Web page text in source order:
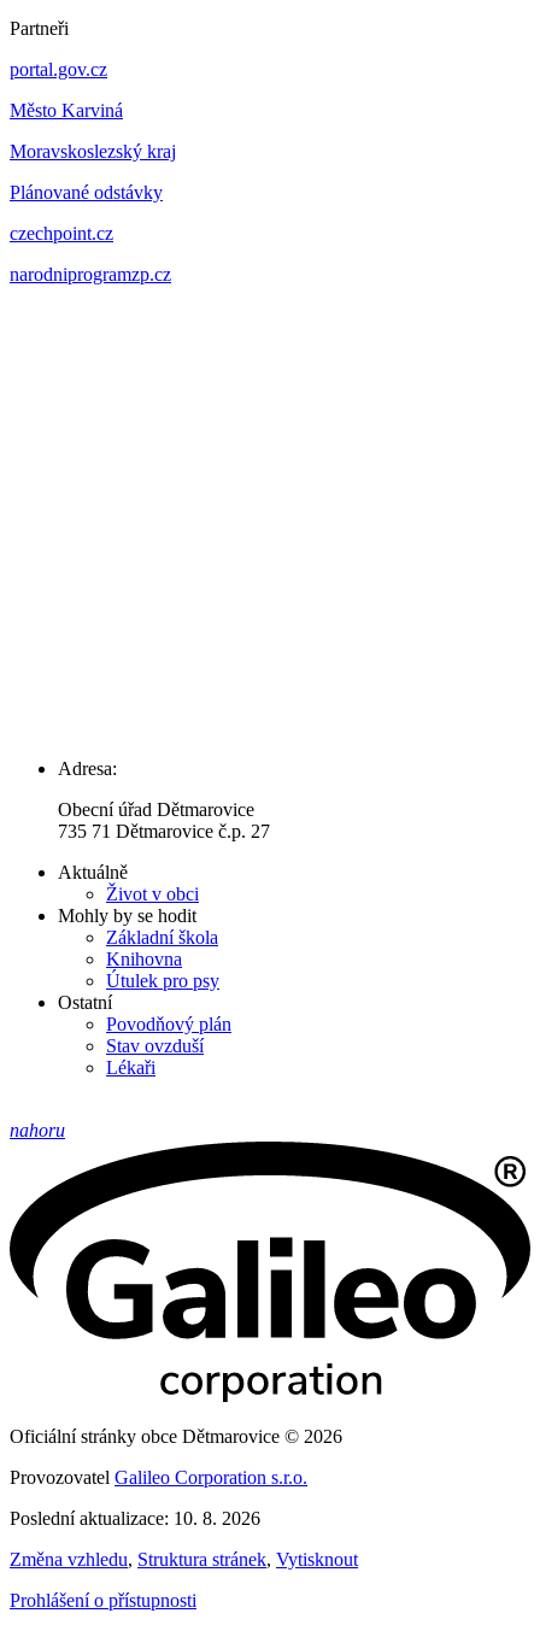
Partneři
portal.gov.cz
Město Karviná
Moravskoslezský kraj
Plánované odstávky
czechpoint.cz
narodniprogramzp.cz
Adresa:
Obecní úřad Dětmarovice
735 71 Dětmarovice č.p. 27
Aktuálně
Život v obci
Mohly by se hodit
Základní škola
Knihovna
Útulek pro psy
Ostatní
Povodňový plán
Stav ovzduší
Lékaři
nahoru
Oficiální stránky obce Dětmarovice © 2026
Provozovatel Galileo Corporation s.r.o.
Poslední aktualizace: 10. 8. 2026
Změna vzhledu, Struktura stránek, Vytisknout
Prohlášení o přístupnosti